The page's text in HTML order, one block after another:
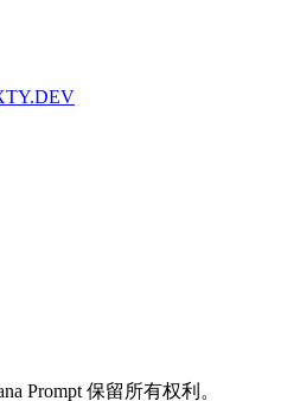
Prompt 保留所有权利。